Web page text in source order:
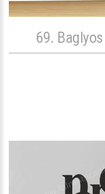
69.